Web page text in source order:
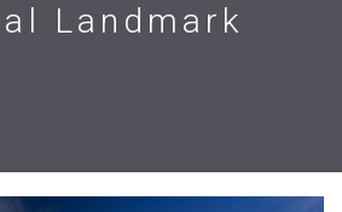
Landmark